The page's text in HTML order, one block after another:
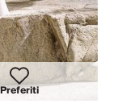
Preferiti